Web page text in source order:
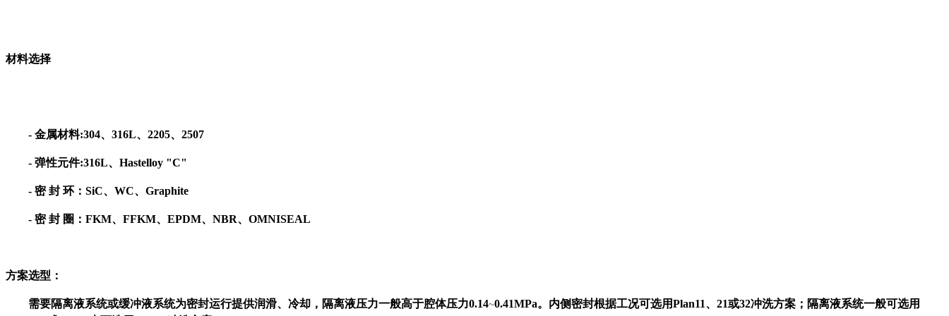
材料选择
- 金属材料:304、316L、2205、2507
- 弹性元件:316L、Hastelloy "C"
- 密 封 环：SiC、WC、Graphite
- 密 封 圈：FKM、FFKM、EPDM、NBR、OMNISEAL
方案选型：
需要隔离液系统或缓冲液系统为密封运行提供润滑、冷却，隔离液压力一般高于腔体压力0.14~0.41MPa。内侧密封根据工况可选用Plan11、21或32冲洗方案；隔离液系统一般可选用